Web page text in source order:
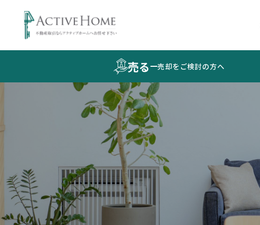
売る 売却をご検討の方へ